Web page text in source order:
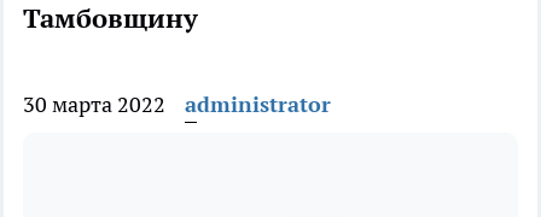
Тамбовщину
30 марта 2022 administrator